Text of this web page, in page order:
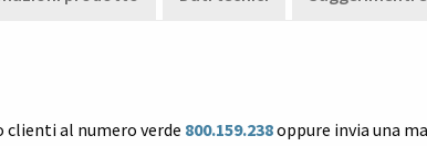
al numero verde 800.159.238oppure invia una